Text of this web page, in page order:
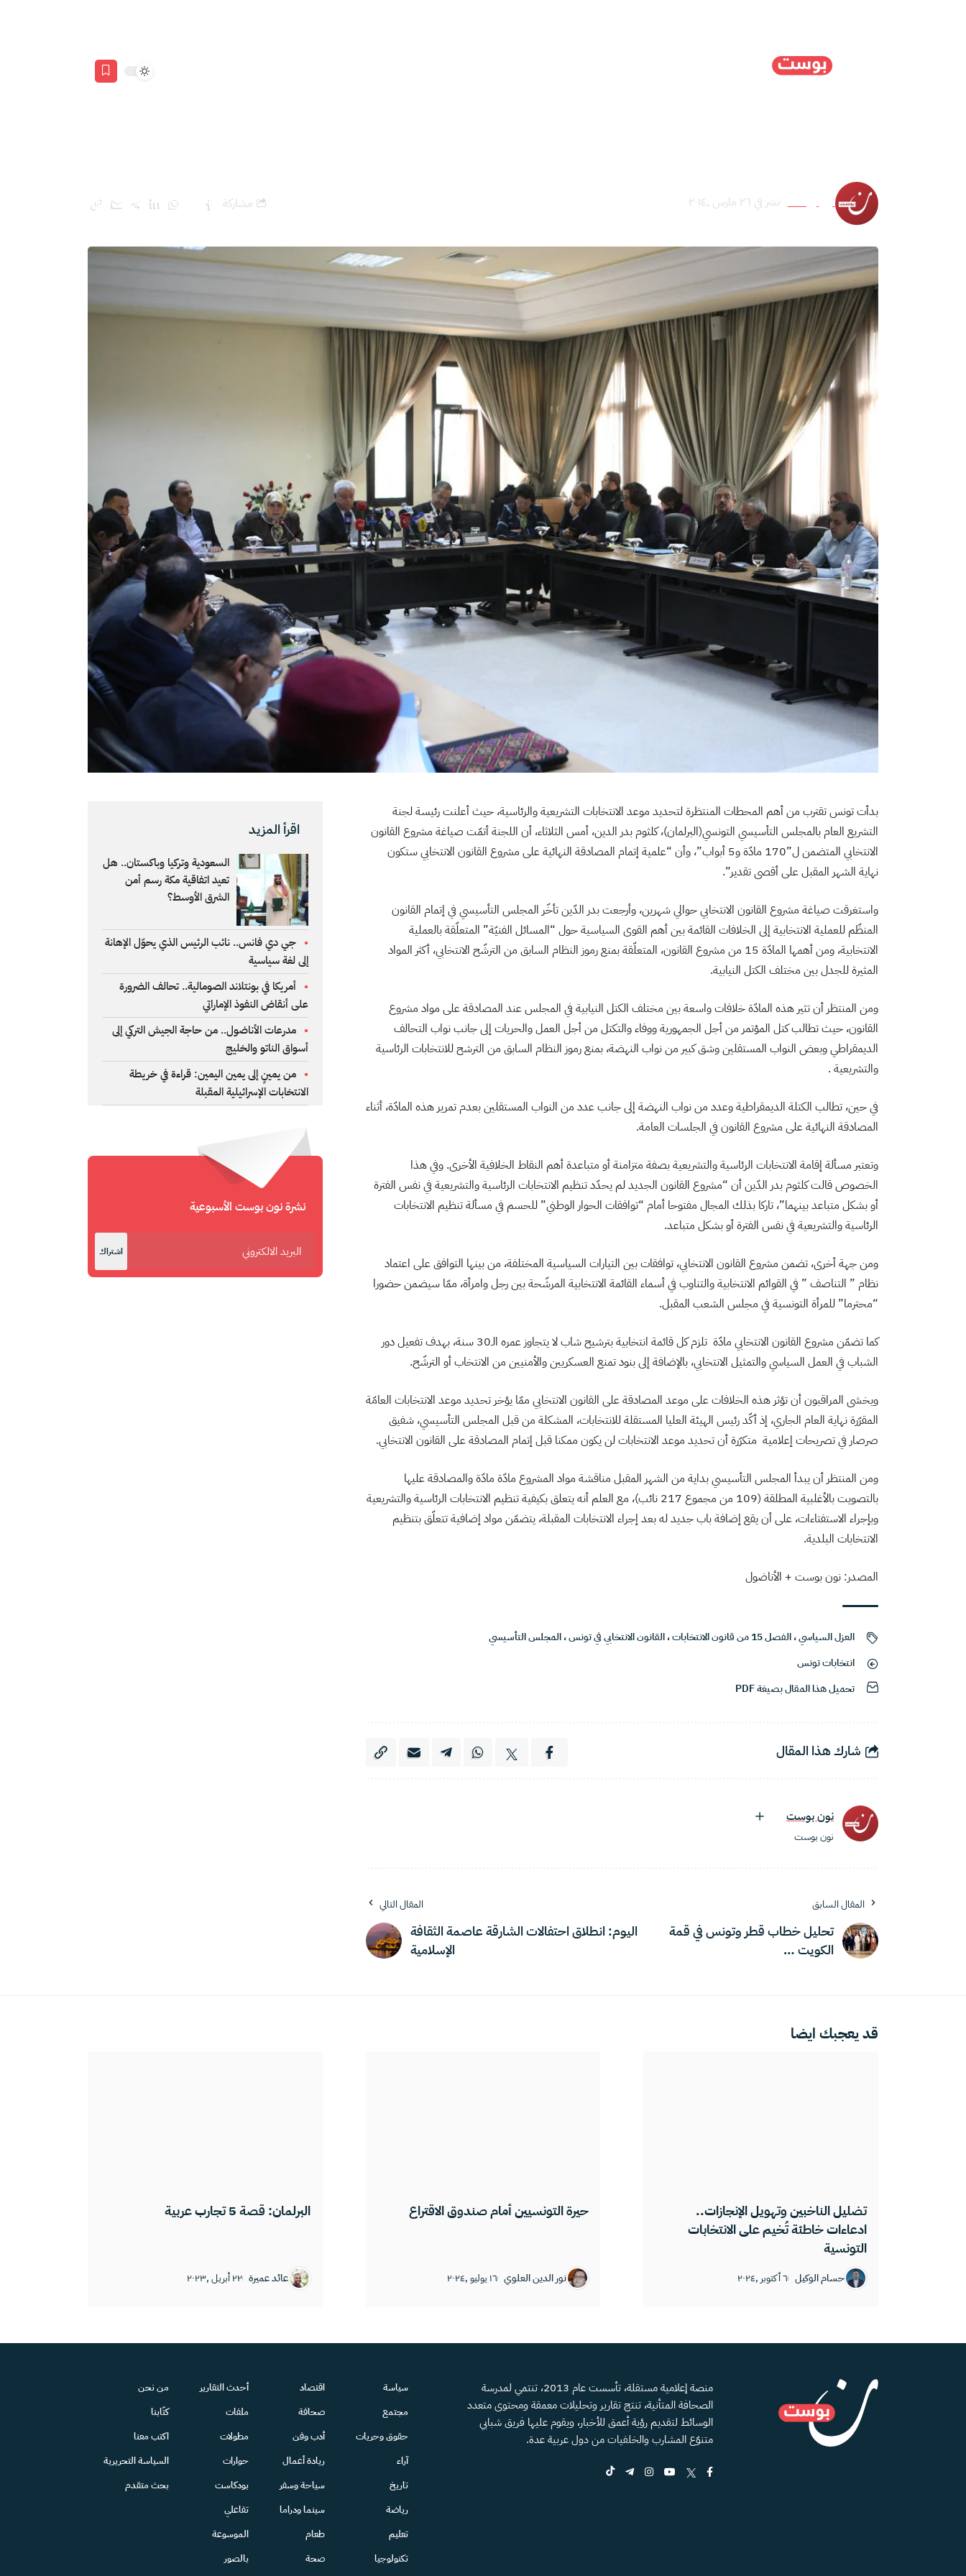
نون بوست نشر في ٢٦ مارس ,٢٠١٤ مشاركة
بدأت تونس تقترب من أهم المحطات المنتظرة لتحديد موعد الانتخابات التشريعية والرئاسية، حيث أعلنت رئيسة لجنة
التشريع العام بالمجلس التأسيسي التونسي(البرلمان)، كلثوم بدر الدين، أمس الثلاثاء، أن اللجنة أتمّت صياغة مشروع القانون
الانتخابي المتضمن ل”170 مادّة و5 أبواب”، وأن “علمية إتمام المصادقة النهائية على مشروع القانون الانتخابي ستكون
نهاية الشهر المقبل على أقصى تقدير”.
واستغرقت صياغة مشروع القانون الانتخابي حوالي شهرين، وأرجعت بدر الدّين تأخّر المجلس التأسيسي في إتمام القانون
المنظّم للعملية الانتخابية إلى الخلافات القائمة بين أهم القوى السياسية حول “المسائل الفنيّة” المتعلّقة بالعملية
الانتخابية، ومن أهمها المادّة 15 من مشروع القانون، المتعلّقة بمنع رموز النظام السابق من الترشّح الانتخابي، أكثر المواد
المثيرة للجدل بين مختلف الكتل النيابية.
ومن المنتظر أن تثير هذه المادّة خلافات واسعة بين مختلف الكتل النيابية في المجلس عند المصادقة على مواد مشروع
القانون، حيث تطالب كتل المؤتمر من أجل الجمهورية ووفاء والتكتل من أجل العمل والحريات إلى جانب نواب التحالف
الديمقراطي وبعض النواب المستقلين وشق كبير من نواب النهضة، بمنع رموز النظام السابق من الترشح للانتخابات الرئاسية
والتشريعية .
في حين، تطالب الكتلة الديمقراطية وعدد من نواب النهضة إلى جانب عدد من النواب المستقلين بعدم تمرير هذه المادّة، أثناء
المصادقة النهائية على مشروع القانون في الجلسات العامة.
وتعتبر مسألة إقامة الانتخابات الرئاسية والتشريعية بصفة متزامنة أو متباعدة أهم النقاط الخلافية الأخرى. وفي هذا
الخصوص قالت كلثوم بدر الدّين أن “مشروع القانون الجديد لم يحدّد تنظيم الانتخابات الرئاسية والتشريعية في نفس الفترة
أو بشكل متباعد بينهما”، تاركا بذلك المجال مفتوحا أمام “توافقات الحوار الوطني” للحسم في مسألة تنظيم الانتخابات
الرئاسية والتشريعية في نفس الفترة أو بشكل متباعد.
ومن جهة أخرى، تضمن مشروع القانون الانتخابي، توافقات بين التيارات السياسية المختلفة، من بينها التوافق على اعتماد
نظام ” التناصف ” في القوائم الانتخابية والتناوب في أسماء القائمة الانتخابية المرشّحة بين رجل وامرأة، ممّا سيضمن حضورا
“محترما” للمرأة التونسية في مجلس الشعب المقبل.
كما تضمّن مشروع القانون الانتخابي مادّة تلزم كل قائمة انتخابية بترشيح شاب لا يتجاوز عمره الـ30 سنة، بهدف تفعيل دور
الشباب في العمل السياسي والتمثيل الانتخابي، بالإضافة إلى بنود تمنع العسكريين والأمنيين من الانتخاب أو الترشّح.
ويخشى المراقبون أن تؤثر هذه الخلافات على موعد المصادقة على القانون الانتخابي ممّا يؤخر تحديد موعد الانتخابات العامّة
المقرّرة نهاية العام الجاري، إذ أكّد رئيس الهيئة العليا المستقلة للانتخابات، المشكلة من قبل المجلس التأسيسي، شفيق
صرصار في تصريحات إعلامية متكرّرة أن تحديد موعد الانتخابات لن يكون ممكنا قبل إتمام المصادقة على القانون الانتخابي.
ومن المنتظر أن يبدأ المجلس التأسيسي بداية من الشهر المقبل مناقشة مواد المشروع مادّة مادّة والمصادقة عليها
بالتصويت بالأغلبية المطلقة (109 من مجموع 217 نائب)، مع العلم أنه يتعلق بكيفية تنظيم الانتخابات الرئاسية والتشريعية
وبإجراء الاستفتاءات، على أن يقع إضافة باب جديد له بعد إجراء الانتخابات المقبلة، يتضمّن مواد إضافية تتعلّق بتنظيم
الانتخابات البلدية.
المصدر: نون بوست + الأناضول
العزل السياسي،الفصل 15 من قانون الانتخابات ،القانون الانتخابي في تونس،المجلس التأسيسي
انتخابات تونس
تحميل هذا المقال بصيغة PDF
شارك هذا المقال
نون بوست
نون بوست
المقال السابق
تحليل خطاب قطر وتونس في قمة
الكويت …
المقال التالي
اليوم: انطلاق احتفالات الشارقة عاصمة الثقافة
الإسلامية
اقرأ المزيد
السعودية وتركيا وباكستان.. هل
تعيد اتفاقية مكة رسم أمن
الشرق الأوسط؟
جي دي فانس.. نائب الرئيس الذي يحوّل الإهانة
إلى لغة سياسية
أمريكا في بونتلاند الصومالية.. تحالف الضرورة
على أنقاض النفوذ الإماراتي
مدرعات الأناضول.. من حاجة الجيش التركي إلى
أسواق الناتو والخليج
من يمينٍ إلى يمين اليمين: قراءة في خريطة
الانتخابات الإسرائيلية المقبلة
نشرة نون بوست الأسبوعية
اشتراك
قد يعجبك ايضا
تضليل الناخبين وتهويل الإنجازات..
ادعاءات خاطئة تُخيم على الانتخابات
التونسية
حسام الوكيل ٦ أكتوبر ,٢٠٢٤
حيرة التونسيين أمام صندوق الاقتراع
نور الدين العلوي ١٦ يوليو ,٢٠٢٤
البرلمان: قصة 5 تجارب عربية
عائد عميرة ٢٢ أبريل ,٢٠٢٣
منصة إعلامية مستقلة، تأسست عام 2013، تنتمي لمدرسة
الصحافة المتأنية، تنتج تقارير وتحليلات معمقة ومحتوى متعدد
الوسائط لتقديم رؤية أعمق للأخبار، ويقوم عليها فريق شبابي
متنوّع المشارب والخلفيات من دول عربية عدة.
سياسة
مجتمع
حقوق وحريات
آراء
تاريخ
رياضة
تعليم
تكنولوجيا
اقتصاد
صحافة
أدب وفن
ريادة أعمال
سياحة وسفر
سينما ودراما
طعام
صحة
أحدث التقارير
ملفات
مطولات
حوارات
بودكاست
تفاعلي
الموسوعة
بالصور
من نحن
كتّابنا
اكتب معنا
السياسة التحريرية
بحث متقدم